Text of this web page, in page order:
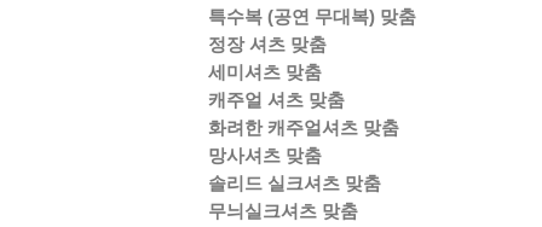
특수복 (공연 무대복) 맞춤
정장 셔츠 맞춤
세미셔츠 맞춤
캐주얼 셔츠 맞춤
화려한 캐주얼셔츠 맞춤
망사셔츠 맞춤
솔리드 실크셔츠 맞춤
무늬실크셔츠 맞춤